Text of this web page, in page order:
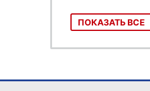
ПОКАЗАТЬ ВСЕ